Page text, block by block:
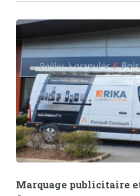
Marquage publicitaire